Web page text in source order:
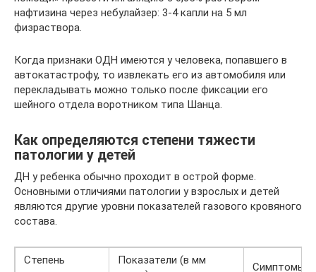
нафтизина через небулайзер: 3-4 капли на 5 мл
физраствора.
Когда признаки ОДН имеются у человека, попавшего в
автокатастрофу, то извлекать его из автомобиля или
перекладывать можно только после фиксации его
шейного отдела воротником типа Шанца.
Как определяются степени тяжести
патологии у детей
ДН у ребенка обычно проходит в острой форме.
Основными отличиями патологии у взрослых и детей
являются другие уровни показателей газового кровяного
состава.
Степень
Показатели (в мм
Симптомы